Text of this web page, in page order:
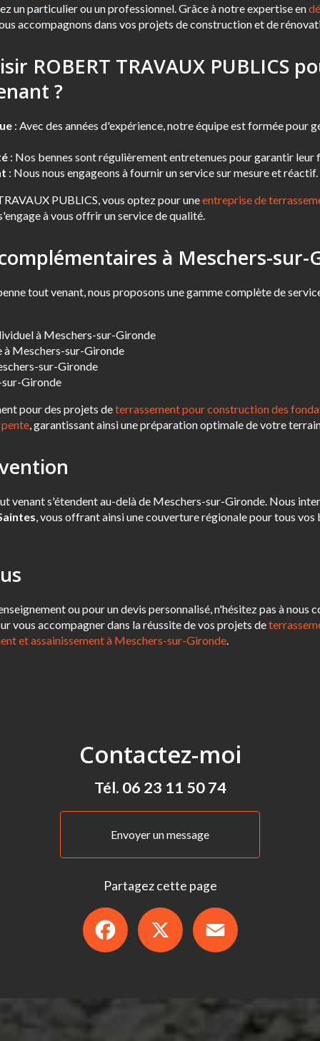
un particulier ou un professionnel. Grâce à notre expertise en
accompagnons dans vos projets de construction et de
ROBERT TRAVAUX PUBLICS
?
: Avec des années d'expérience, notre équipe est formée pour
: Nos bennes sont régulièrement entretenues pour garantir
: Nous nous engageons à fournir un service sur mesure et réactif.
PUBLICS, vous optez pour uneentreprise de
à vous offrir un service de qualité.
à Meschers-sur-
tout venant, nous proposons une gamme complète de
à Meschers-sur-Gironde
à Meschers-sur-Gironde
sur-Gironde
sur-Gironde
pour des projets deterrassement pour construction des
, garantissant ainsi une préparation optimale de votre
venant s'étendent au-delà de Meschers-sur-Gironde. Nous
, vous offrant ainsi une couverture régionale pour tous vos
ou pour un devis personnalisé, n'hésitez pas à nous
vous accompagner dans la réussite de vos projets de
et assainissement à Meschers-sur-Gironde.
Contactez-moi
Tél. 06 23 11 50 74
Envoyer un message
Partagez cette page
Facebook